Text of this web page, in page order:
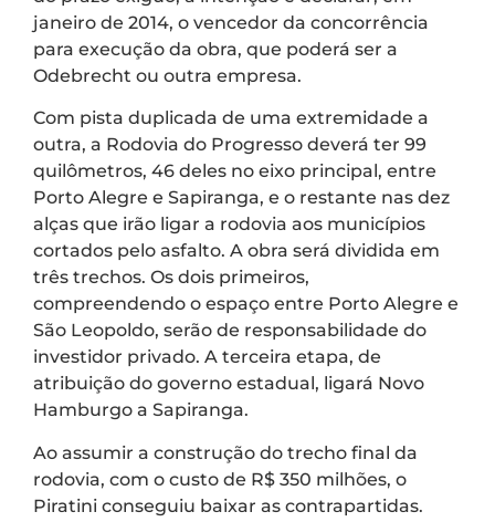
janeiro de 2014, o vencedor da concorrência
para execução da obra, que poderá ser a
Odebrecht ou outra empresa.
Com pista duplicada de uma extremidade a
outra, a Rodovia do Progresso deverá ter 99
quilômetros, 46 deles no eixo principal, entre
Porto Alegre e Sapiranga, e o restante nas dez
alças que irão ligar a rodovia aos municípios
cortados pelo asfalto. A obra será dividida em
três trechos. Os dois primeiros,
compreendendo o espaço entre Porto Alegre e
São Leopoldo, serão de responsabilidade do
investidor privado. A terceira etapa, de
atribuição do governo estadual, ligará Novo
Hamburgo a Sapiranga.
Ao assumir a construção do trecho final da
rodovia, com o custo de R$ 350 milhões, o
Piratini conseguiu baixar as contrapartidas.